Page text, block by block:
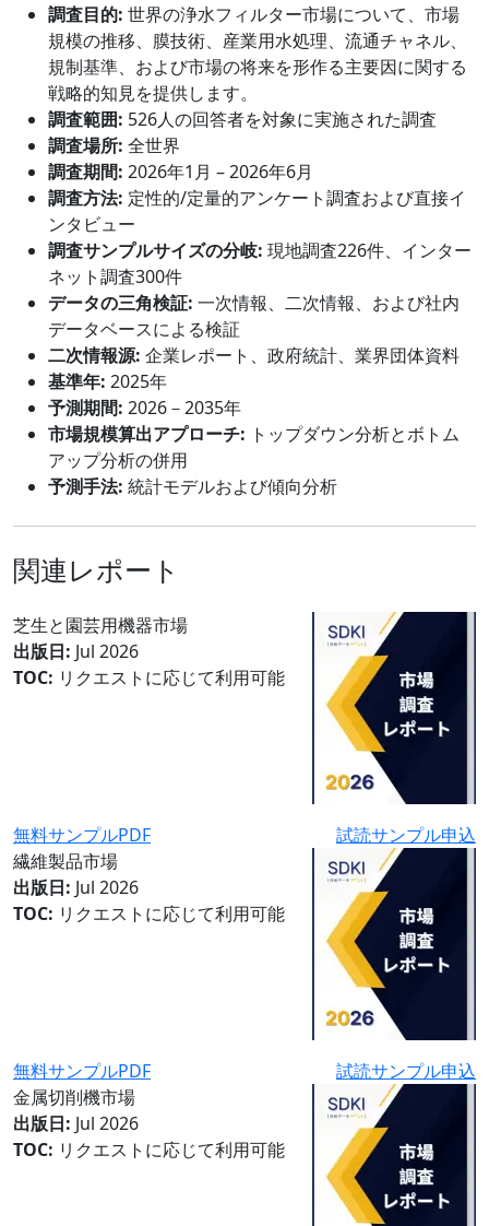
調査目的: 世界の浄水フィルター市場について、市場
規模の推移、膜技術、産業用水処理、流通チャネル、
規制基準、および市場の将来を形作る主要因に関する
戦略的知見を提供します。
調査範囲: 526人の回答者を対象に実施された調査
調査場所: 全世界
調査期間: 2026年1月 – 2026年6月
調査方法: 定性的/定量的アンケート調査および直接イ
ンタビュー
調査サンプルサイズの分岐: 現地調査226件、インター
ネット調査300件
データの三角検証: 一次情報、二次情報、および社内
データベースによる検証
二次情報源: 企業レポート、政府統計、業界団体資料
基準年: 2025年
予測期間: 2026－2035年
市場規模算出アプローチ: トップダウン分析とボトム
アップ分析の併用
予測手法: 統計モデルおよび傾向分析
関連レポート
芝生と園芸用機器市場
出版日: Jul 2026
TOC: リクエストに応じて利用可能
無料サンプルPDF
試読サンプル申込
繊維製品市場
出版日: Jul 2026
TOC: リクエストに応じて利用可能
無料サンプルPDF
試読サンプル申込
金属切削機市場
出版日: Jul 2026
TOC: リクエストに応じて利用可能